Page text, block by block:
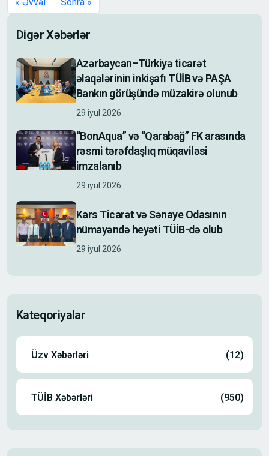
Digər Xəbərlər
Azərbaycan–Türkiyə ticarət
əlaqələrinin inkişafı TÜİB və PAŞA
Bankın görüşündə müzakirə olunub
29 iyul 2026
“BonAqua” və “Qarabağ” FK arasında
rəsmi tərəfdaşlıq müqaviləsi
imzalanıb
29 iyul 2026
Kars Ticarət və Sənaye Odasının
nümayəndə heyəti TÜİB-də olub
29 iyul 2026
Kateqoriyalar
Üzv Xəbərləri (12)
TÜİB Xəbərləri (950)